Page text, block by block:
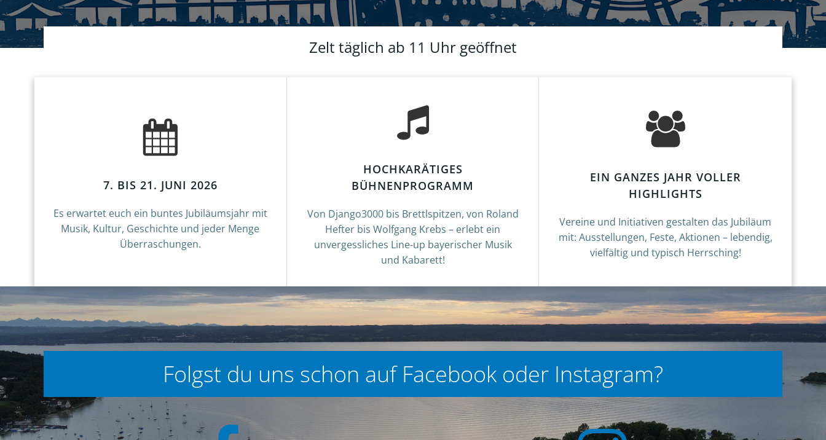
Zelt täglich ab 11 Uhr geöffnet
7. BIS 21. JUNI 2026
Es erwartet euch ein buntes Jubiläumsjahr mit
Musik, Kultur, Geschichte und jeder Menge
Überraschungen.
HOCHKARÄTIGES
BÜHNENPROGRAMM
Von Django3000 bis Brettlspitzen, von Roland
Hefter bis Wolfgang Krebs – erlebt ein
unvergessliches Line-up bayerischer Musik
und Kabarett!
EIN GANZES JAHR VOLLER
HIGHLIGHTS
Vereine und Initiativen gestalten das Jubiläum
mit: Ausstellungen, Feste, Aktionen – lebendig,
vielfältig und typisch Herrsching!
Folgst du uns schon auf Facebook oder Instagram?